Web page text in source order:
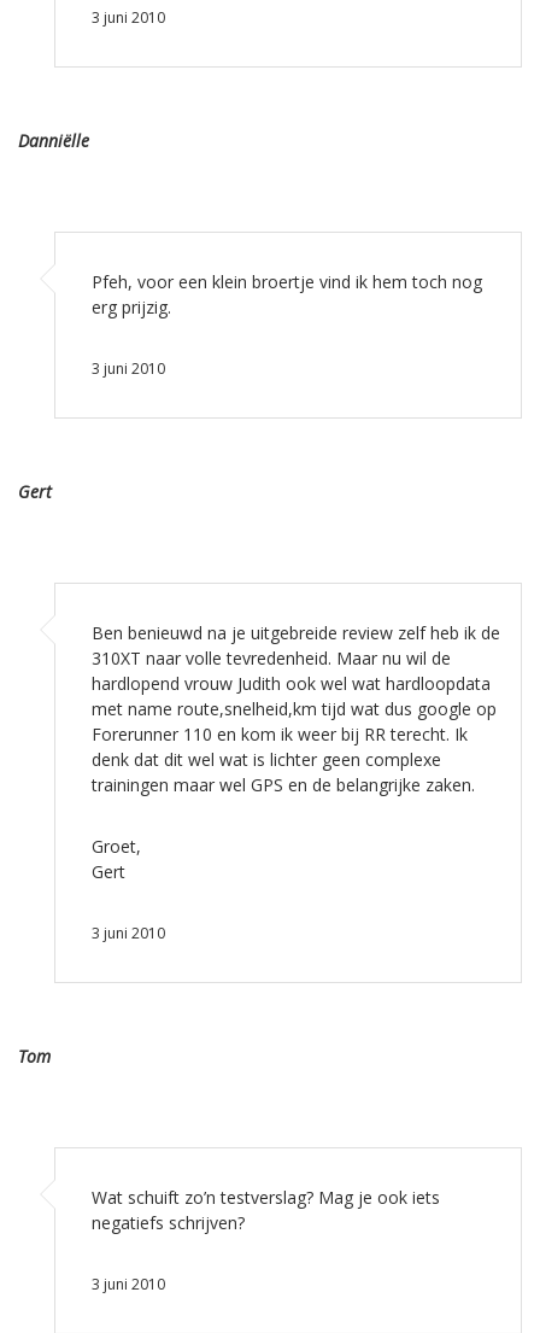
3 juni 2010
Danniëlle
Pfeh, voor een klein broertje vind ik hem toch nog
erg prijzig.
3 juni 2010
Gert
Ben benieuwd na je uitgebreide review zelf heb ik de
310XT naar volle tevredenheid. Maar nu wil de
hardlopend vrouw Judith ook wel wat hardloopdata
met name route,snelheid,km tijd wat dus google op
Forerunner 110 en kom ik weer bij RR terecht. Ik
denk dat dit wel wat is lichter geen complexe
trainingen maar wel GPS en de belangrijke zaken.
Groet,
Gert
3 juni 2010
Tom
Wat schuift zo’n testverslag? Mag je ook iets
negatiefs schrijven?
3 juni 2010